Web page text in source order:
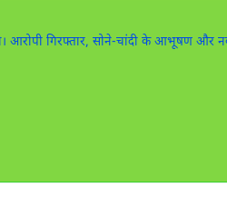
गिरफ्तार, सोने-चांदी के आभूषण और